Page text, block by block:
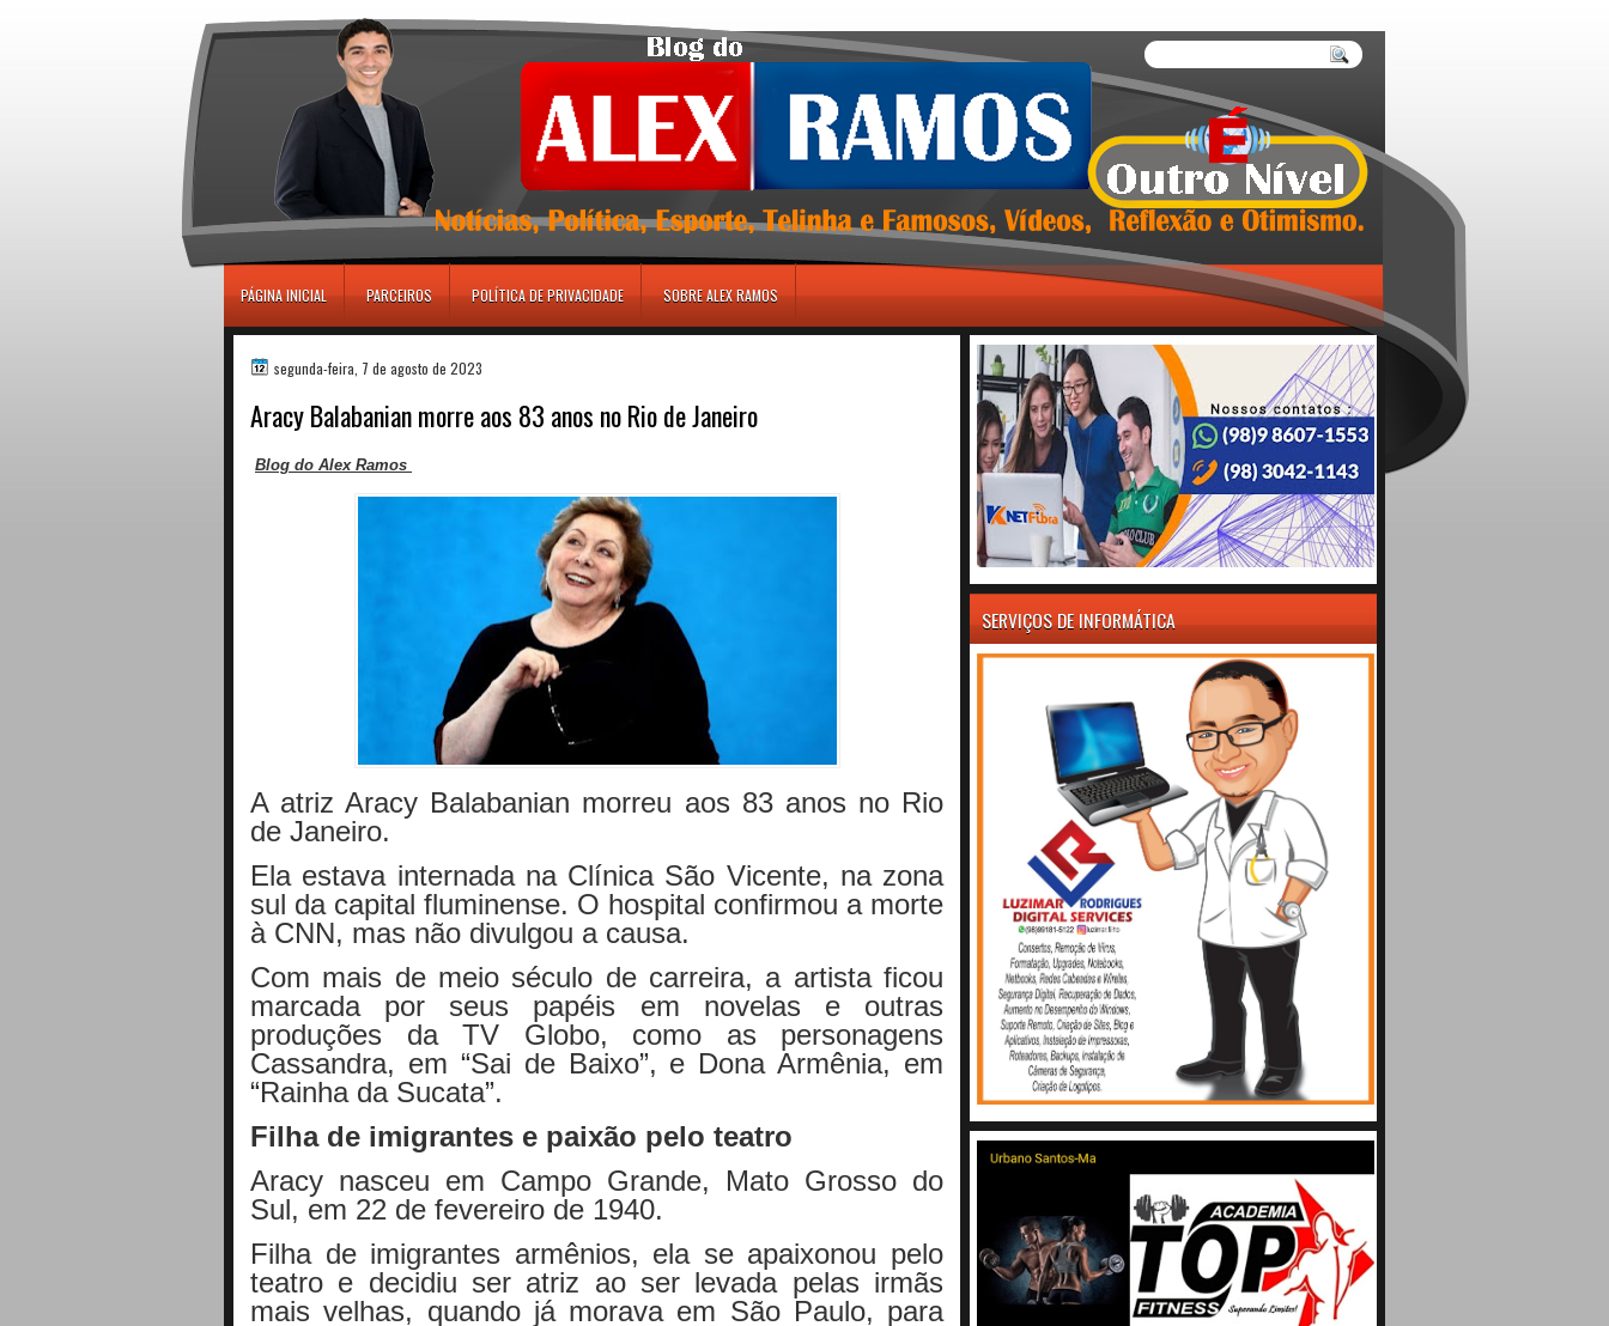
PÁGINA INICIAL PARCEIROS POLÍTICA DE PRIVACIDADE SOBRE ALEX RAMOS
segunda-feira, 7 de agosto de 2023
Aracy Balabanian morre aos 83 anos no Rio de Janeiro
Blog do Alex Ramos
A atriz Aracy Balabanian morreu aos 83 anos no Rio
de Janeiro.
Ela estava internada na Clínica São Vicente, na zona
sul da capital fluminense. O hospital confirmou a morte
à CNN, mas não divulgou a causa.
Com mais de meio século de carreira, a artista ficou
marcada por seus papéis em novelas e outras
produções da TV Globo, como as personagens
Cassandra, em “Sai de Baixo”, e Dona Armênia, em
“Rainha da Sucata”.
Filha de imigrantes e paixão pelo teatro
Aracy nasceu em Campo Grande, Mato Grosso do
Sul, em 22 de fevereiro de 1940.
Filha de imigrantes armênios, ela se apaixonou pelo
teatro e decidiu ser atriz ao ser levada pelas irmãs
mais velhas, quando já morava em São Paulo, para
SERVIÇOS DE INFORMÁTICA